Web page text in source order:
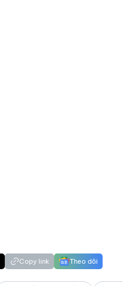
Copy link Theo dõi